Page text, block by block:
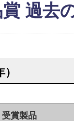
過去
受賞製品